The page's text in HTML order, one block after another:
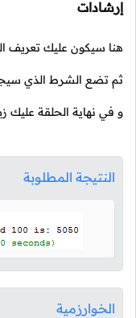
إرشادات
هنا سيكون عليك تعريف
ثم تضع الشرط الذي
و في نهاية الحلقة عليك
النتيجة المطلوبة
الخوارزمية